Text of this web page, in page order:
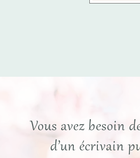
Vous avez besoin
d’un écrivain